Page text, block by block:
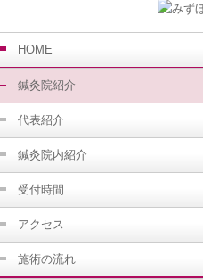
HOME
鍼灸院紹介
代表紹介
鍼灸院内紹介
受付時間
アクセス
施術の流れ